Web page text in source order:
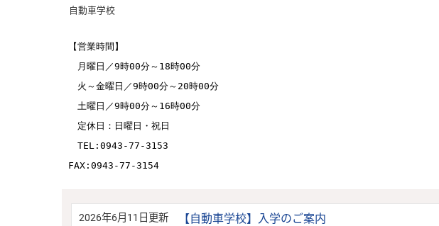
自動車学校
【営業時間】
月曜日／9時00分～18時00分
火～金曜日／9時00分～20時00分
土曜日／9時00分～16時00分
定休日：日曜日・祝日
TEL:0943-77-3153
FAX:0943-77-3154
2026年6月11日更新 【自動車学校】入学のご案内